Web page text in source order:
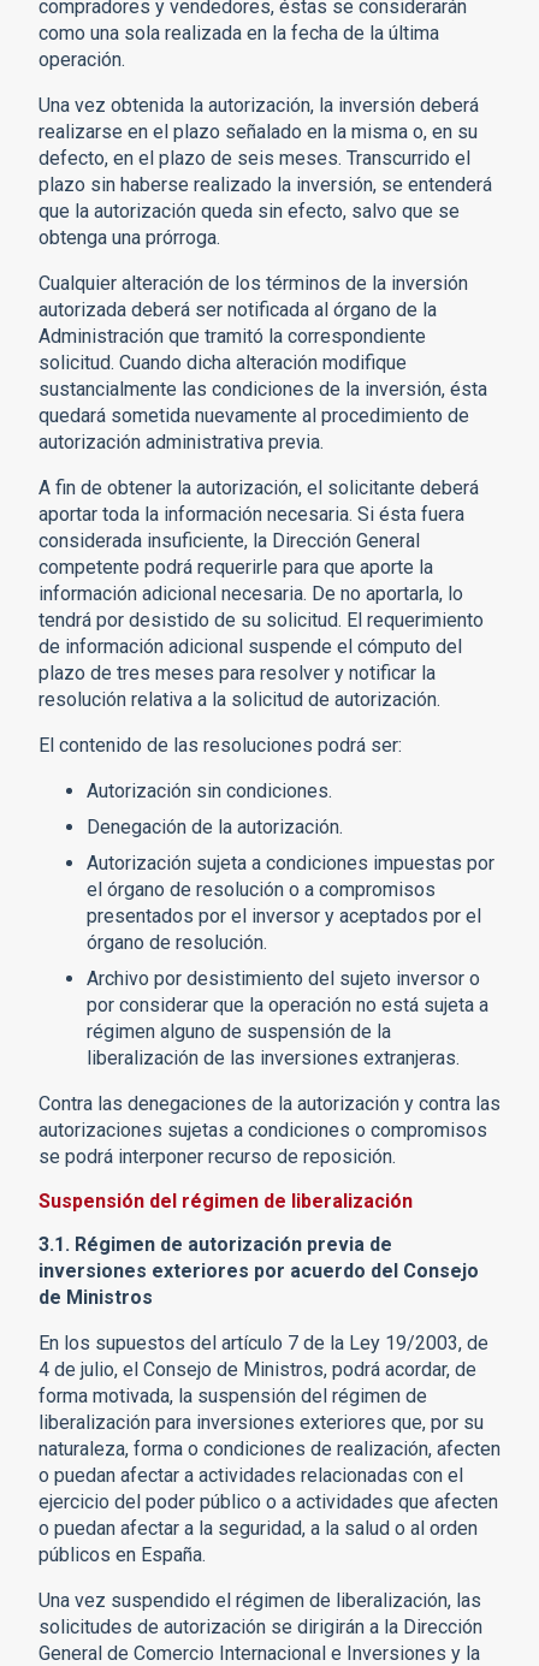
compradores y vendedores, éstas se considerarán
como una sola realizada en la fecha de la última
operación.
Una vez obtenida la autorización, la inversión deberá
realizarse en el plazo señalado en la misma o, en su
defecto, en el plazo de seis meses. Transcurrido el
plazo sin haberse realizado la inversión, se entenderá
que la autorización queda sin efecto, salvo que se
obtenga una prórroga.
Cualquier alteración de los términos de la inversión
autorizada deberá ser notificada al órgano de la
Administración que tramitó la correspondiente
solicitud. Cuando dicha alteración modifique
sustancialmente las condiciones de la inversión, ésta
quedará sometida nuevamente al procedimiento de
autorización administrativa previa.
A fin de obtener la autorización, el solicitante deberá
aportar toda la información necesaria. Si ésta fuera
considerada insuficiente, la Dirección General
competente podrá requerirle para que aporte la
información adicional necesaria. De no aportarla, lo
tendrá por desistido de su solicitud. El requerimiento
de información adicional suspende el cómputo del
plazo de tres meses para resolver y notificar la
resolución relativa a la solicitud de autorización.
El contenido de las resoluciones podrá ser:
Autorización sin condiciones.
Denegación de la autorización.
Autorización sujeta a condiciones impuestas por
el órgano de resolución o a compromisos
presentados por el inversor y aceptados por el
órgano de resolución.
Archivo por desistimiento del sujeto inversor o
por considerar que la operación no está sujeta a
régimen alguno de suspensión de la
liberalización de las inversiones extranjeras.
Contra las denegaciones de la autorización y contra las
autorizaciones sujetas a condiciones o compromisos
se podrá interponer recurso de reposición.
Suspensión del régimen de liberalización
3.1. Régimen de autorización previa de
inversiones exteriores por acuerdo del Consejo
de Ministros
En los supuestos del artículo 7 de la Ley 19/2003, de
4 de julio, el Consejo de Ministros, podrá acordar, de
forma motivada, la suspensión del régimen de
liberalización para inversiones exteriores que, por su
naturaleza, forma o condiciones de realización, afecten
o puedan afectar a actividades relacionadas con el
ejercicio del poder público o a actividades que afecten
o puedan afectar a la seguridad, a la salud o al orden
públicos en España.
Una vez suspendido el régimen de liberalización, las
solicitudes de autorización se dirigirán a la Dirección
General de Comercio Internacional e Inversiones y la